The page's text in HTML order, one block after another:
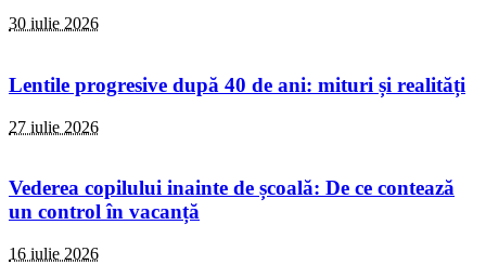
30 iulie 2026
Lentile progresive după 40 de ani: mituri și realități
27 iulie 2026
Vederea copilului inainte de școală: De ce contează
un control în vacanță
16 iulie 2026